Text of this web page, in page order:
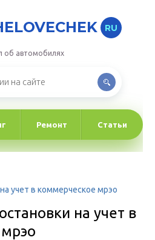
RU
об автомобилях
Ремонт Статьи
учет в коммерческое мрэо
на учет в